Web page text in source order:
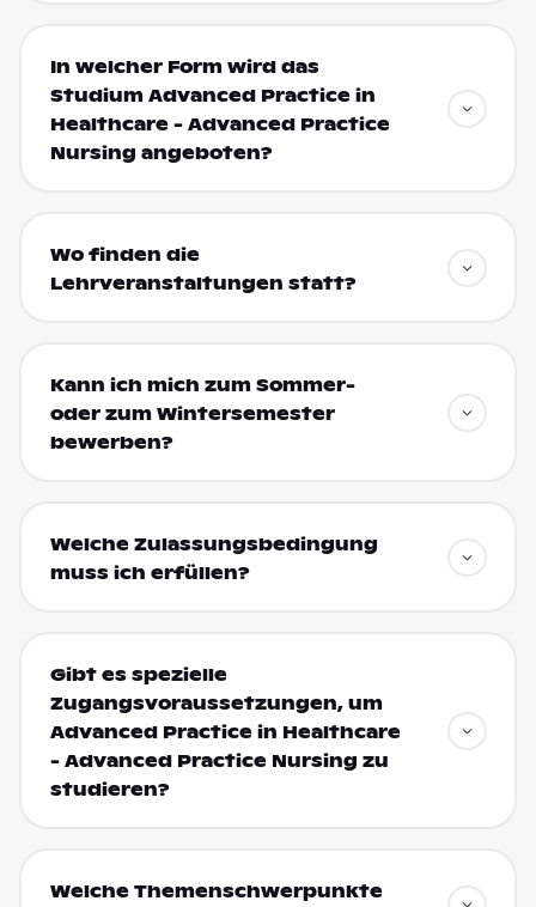
In welcher Form wird das
Studium Advanced Practice in
Healthcare - Advanced Practice
Nursing angeboten?
Wo finden die
Lehrveranstaltungen statt?
Kann ich mich zum Sommer-
oder zum Wintersemester
bewerben?
Welche Zulassungsbedingung
muss ich erfüllen?
Gibt es spezielle
Zugangsvoraussetzungen, um
Advanced Practice in Healthcare
- Advanced Practice Nursing zu
studieren?
Welche Themenschwerpunkte